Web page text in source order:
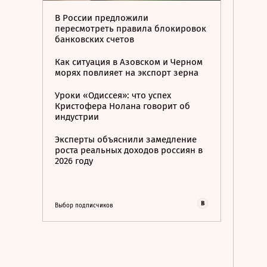
В России предложили
пересмотреть правила блокировок
банковских счетов
Как ситуация в Азовском и Черном
морях повлияет на экспорт зерна
Уроки «Одиссея»: что успех
Кристофера Нолана говорит об
индустрии
Эксперты объяснили замедление
роста реальных доходов россиян в
2026 году
Выбор подписчиков